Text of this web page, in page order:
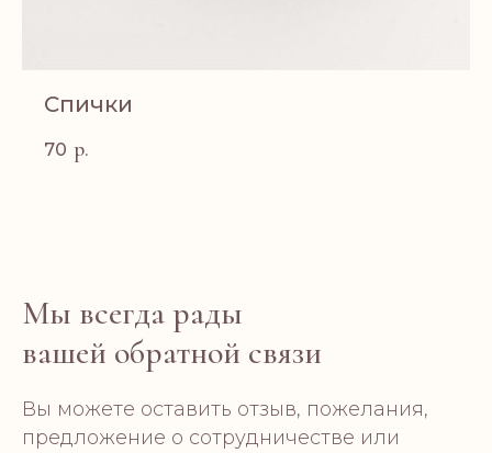
Спички
70 р.
Мы всегда рады
вашей обратной связи
Вы можете оставить отзыв, пожелания,
предложение о сотрудничестве или